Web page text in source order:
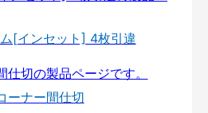
[インセット] 4枚引違
ーナー間仕切